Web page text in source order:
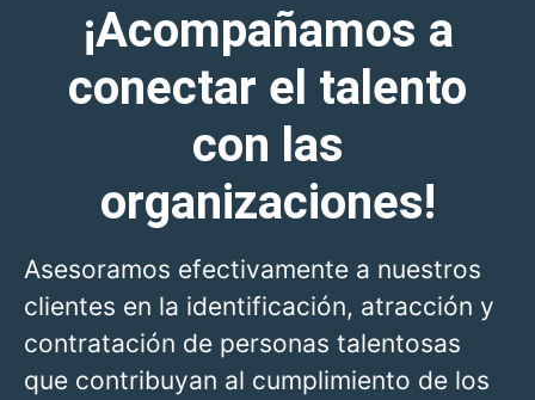
¡Acompañamos a
conectar el talento
con las
organizaciones!
Asesoramos efectivamente a nuestros
clientes en la identificación, atracción y
contratación de personas talentosas
que contribuyan al cumplimiento de los